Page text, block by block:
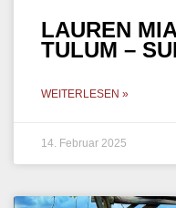
LAUREN
TULUM –
WEITERLESEN »
14. Februar 2025